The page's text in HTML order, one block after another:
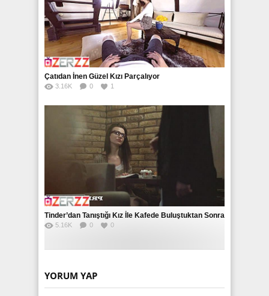
Çatıdan İnen Güzel Kızı Parçalıyor
3.16K 0 1
Tinder’dan Tanıştığı Kız İle Kafede Buluştuktan Sonra
Eve Attı
5.16K 0 0
YORUM YAP